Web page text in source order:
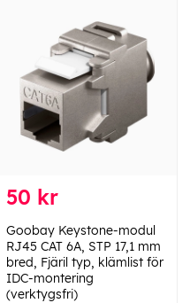
50 kr
Goobay Keystone-modul
RJ45 CAT 6A, STP 17,1 mm
bred, Fjäril typ, klämlist för
IDC-montering
(verktygsfri)